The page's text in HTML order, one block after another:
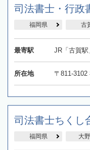
司法書士・行政
福岡県 古
最寄駅 JR「古賀駅
所在地 〒811-3102
司法書士ちくし
福岡県 大